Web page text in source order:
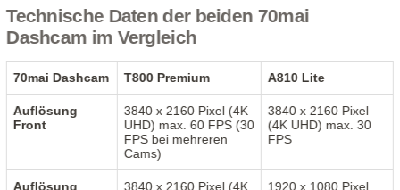
Technische Daten der beiden 70mai
Dashcam im Vergleich
70mai Dashcam T800 Premium A810 Lite
Auflösung
Front
3840 x 2160 Pixel (4K
UHD) max. 60 FPS (30
FPS bei mehreren
Cams)
3840 x 2160 Pixel
(4K UHD) max. 30
FPS
Auflösung
3840 x 2160 Pixel (4K
1920 x 1080 Pixel